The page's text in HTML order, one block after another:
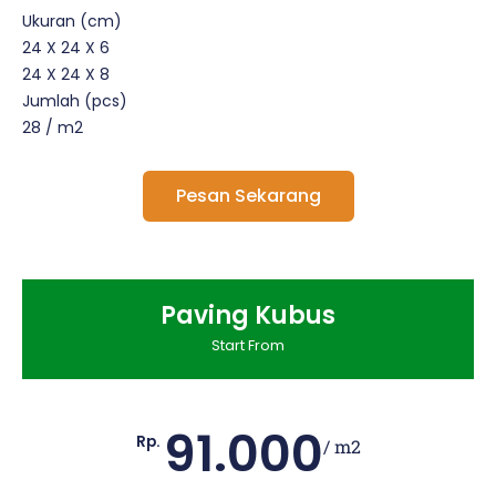
Ukuran (cm)
24 X 24 X 6
24 X 24 X 8
Jumlah (pcs)
28 / m2
Pesan Sekarang
Paving Kubus
Start From
Rp. 91.000/ m2